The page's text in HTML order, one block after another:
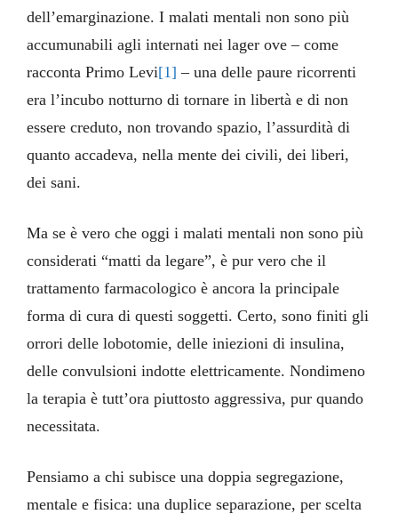
dell’emarginazione. I malati mentali non sono più
accumunabili agli internati nei lager ove – come
racconta Primo Levi[1] – una delle paure ricorrenti
era l’incubo notturno di tornare in libertà e di non
essere creduto, non trovando spazio, l’assurdità di
quanto accadeva, nella mente dei civili, dei liberi,
dei sani.
Ma se è vero che oggi i malati mentali non sono più
considerati “matti da legare”, è pur vero che il
trattamento farmacologico è ancora la principale
forma di cura di questi soggetti. Certo, sono finiti gli
orrori delle lobotomie, delle iniezioni di insulina,
delle convulsioni indotte elettricamente. Nondimeno
la terapia è tutt’ora piuttosto aggressiva, pur quando
necessitata.
Pensiamo a chi subisce una doppia segregazione,
mentale e fisica: una duplice separazione, per scelta